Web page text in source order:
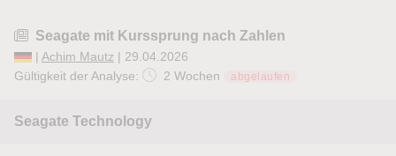
Seagate mit Kurssprung nach Zahlen
| Achim Mautz | 29.04.2026
Gültigkeit der Analyse:
2 Wochen abgelaufen
Seagate Technology